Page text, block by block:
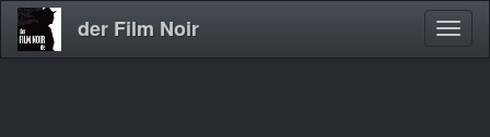
der Film Noir